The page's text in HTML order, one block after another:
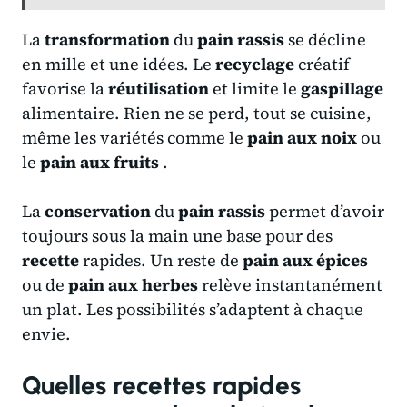
Latransformationdupain rassis se décline
en mille et une idées. Le recyclagecréatif
favorise laréutilisationet limite le gaspillage
alimentaire. Rien ne se perd, tout se cuisine,
même les variétés comme le pain aux noixou
le pain aux fruits .
Laconservationdupain rassispermet d’avoir
toujours sous la main une base pour des
recetterapides. Un reste de pain aux épices
ou de pain aux herbesrelève instantanément
un plat. Les possibilités s’adaptent à chaque
envie.
Quelles recettes rapides